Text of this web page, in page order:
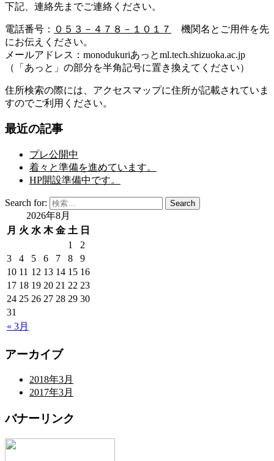
下記、連絡先までご連絡ください。
電話番号： ０５３－４７８－１０１７
機関名とご用件を先
にお伝えください。
メールアドレス：monodukuriあっとml.tech.shizuoka.ac.jp
（「あっと」の部分を半角記号に置き換えてください）
住所検索の際には、アクセスマップに住所が記載されていま
すのでご利用ください。
最近の記事
プレ公開中
着々と準備を進めています。
HP開設準備中です。
Search for: Search
2026年8月
月 火 水 木 金 土 日
« 3月
1
2
3
4 5 6 7 8
9
10 11 12 13 14 15 16
17 18 19 20 21 22 23
24 25 26 27 28 29 30
31
アーカイブ
2018年3月
2017年3月
バナーリンク